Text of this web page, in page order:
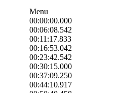
Menu
00:00:00.000 :
00:06:08.542 :
00:11:17.833 :
00:16:53.042 :
00:23:42.542 :
00:30:15.000 :
00:37:09.250 :
00:44:10.917 :